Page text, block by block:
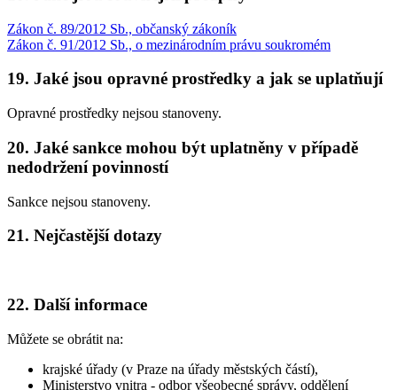
Zákon č. 89/2012 Sb., občanský zákoník
Zákon č. 91/2012 Sb., o mezinárodním právu soukromém
19. Jaké jsou opravné prostředky a jak se uplatňují
Opravné prostředky nejsou stanoveny.
20. Jaké sankce mohou být uplatněny v případě
nedodržení povinností
Sankce nejsou stanoveny.
21. Nejčastější dotazy
22. Další informace
Můžete se obrátit na:
krajské úřady (v Praze na úřady městských částí),
Ministerstvo vnitra - odbor všeobecné správy, oddělení